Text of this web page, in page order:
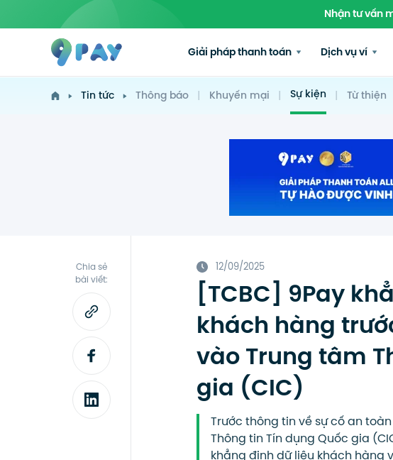
Nhận tư vấn
Giải pháp thanh toán Dịch vụ ví
Tin tức Thông báo | Khuyến mại | Sự kiện | Từ thiện
Chia sẻ
bài viết:
12/09/2025
[TCBC] 9Pay
khách hàng
vào Trung tâm
gia (CIC)
Trước thông tin về sự cố an
Thông tin Tín dụng Quốc gia